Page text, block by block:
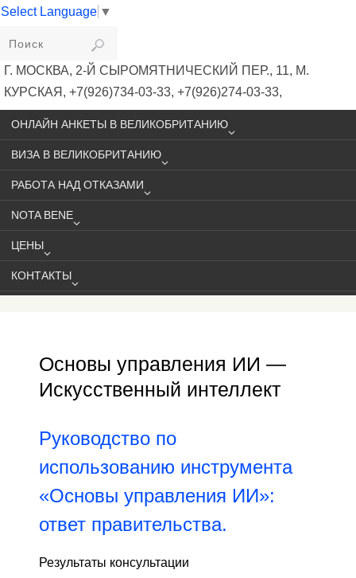
Select Language ▼
VIKIVISA
Г. МОСКВА, 2-Й СЫРОМЯТНИЧЕСКИЙ ПЕР., 11, М.
КУРСКАЯ, +7(926)734-03-33, +7(926)274-03-33,
VISA@VIKIVISA.RU
ОНЛАЙН АНКЕТЫ В ВЕЛИКОБРИТАНИЮ
ВИЗА В ВЕЛИКОБРИТАНИЮ
РАБОТА НАД ОТКАЗАМИ
NOTA BENE
ЦЕНЫ
КОНТАКТЫ
Основы управления ИИ —
Искусственный интеллект
Руководство по
использованию инструмента
«Основы управления ИИ»:
ответ правительства.
Результаты консультации